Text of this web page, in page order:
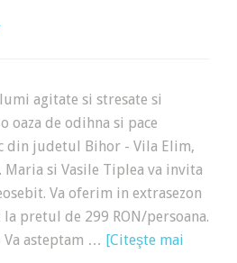
agitate si stresate si
de odihna si pace
judetul Bihor - Vila Elim,
Maria si Vasile Tiplea va invita
Va oferim in extrasezon
pretul de 299 RON/persoana.
asteptam … [Citeşte mai